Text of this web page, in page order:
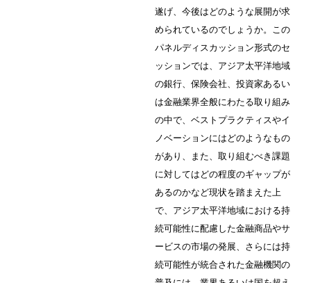
遂げ、今後はどのような展開が求
められているのでしょうか。この
パネルディスカッション形式のセ
ッションでは、アジア太平洋地域
の銀行、保険会社、投資家あるい
は金融業界全般にわたる取り組み
の中で、ベストプラクティスやイ
ノベーションにはどのようなもの
があり、また、取り組むべき課題
に対してはどの程度のギャップが
あるのかなど現状を踏まえた上
で、アジア太平洋地域における持
続可能性に配慮した金融商品やサ
ービスの市場の発展、さらには持
続可能性が統合された金融機関の